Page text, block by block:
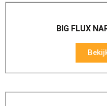
BIG FLUX